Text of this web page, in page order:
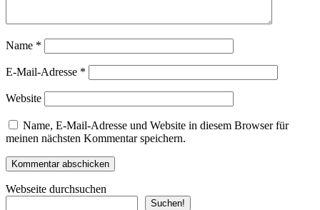
Name *
E-Mail-Adresse *
Website
Name, E-Mail-Adresse und Website in diesem Browser für
meinen nächsten Kommentar speichern.
Webseite durchsuchen
Suchen!